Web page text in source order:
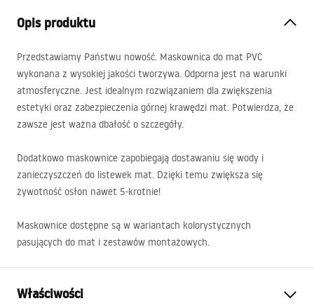
Opis produktu
Przedstawiamy Państwu nowość. Maskownica do mat PVC
wykonana z wysokiej jakości tworzywa. Odporna jest na warunki
atmosferyczne. Jest idealnym rozwiązaniem dla zwiększenia
estetyki oraz zabezpieczenia górnej krawędzi mat. Potwierdza, że
zawsze jest ważna dbałość o szczegóły.
Dodatkowo maskownice zapobiegają dostawaniu się wody i
zanieczyszczeń do listewek mat. Dzięki temu zwiększa się
żywotność osłon nawet 5-krotnie!
Maskownice dostępne są w wariantach kolorystycznych
pasujących do mat i zestawów montażowych.
Właściwości